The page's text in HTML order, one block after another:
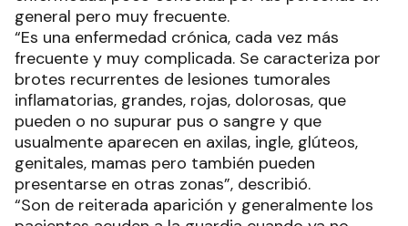
general pero muy frecuente.
“Es una enfermedad crónica, cada vez más
frecuente y muy complicada. Se caracteriza por
brotes recurrentes de lesiones tumorales
inflamatorias, grandes, rojas, dolorosas, que
pueden o no supurar pus o sangre y que
usualmente aparecen en axilas, ingle, glúteos,
genitales, mamas pero también pueden
presentarse en otras zonas”, describió.
“Son de reiterada aparición y generalmente los